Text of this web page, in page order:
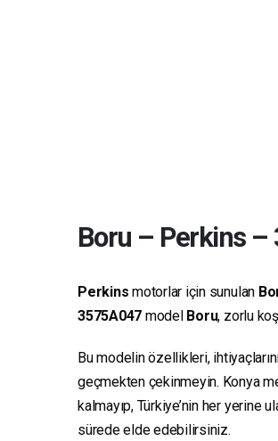
Boru – Perkins–
Perkins motorlar için sunulan
3575A047 model Boru, zorlu
Bu modelin özellikleri,
geçmekten çekinmeyin. Konya
kalmayıp, Türkiye’nin her yerine
sürede elde edebilirsiniz.